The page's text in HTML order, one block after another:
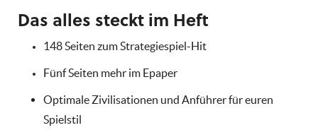
Das alles steckt im Heft
148 Seiten zum Strategiespiel-Hit
Fünf Seiten mehr im Epaper
Optimale Zivilisationen und Anführer für euren
Spielstil